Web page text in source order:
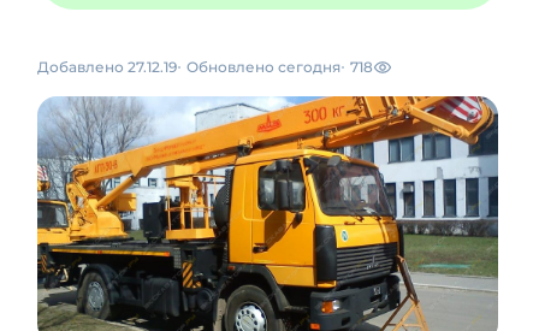
Добавлено 27.12.19 Обновлено сегодня 718